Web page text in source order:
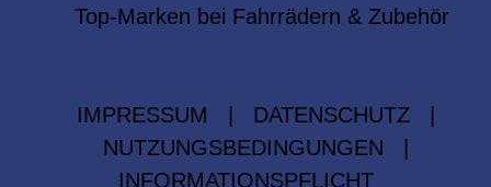
Top-Marken bei Fahrrädern & Zubehör
IMPRESSUM DATENSCHUTZ
NUTZUNGSBEDINGUNGEN
INFORMATIONSPFLICHT